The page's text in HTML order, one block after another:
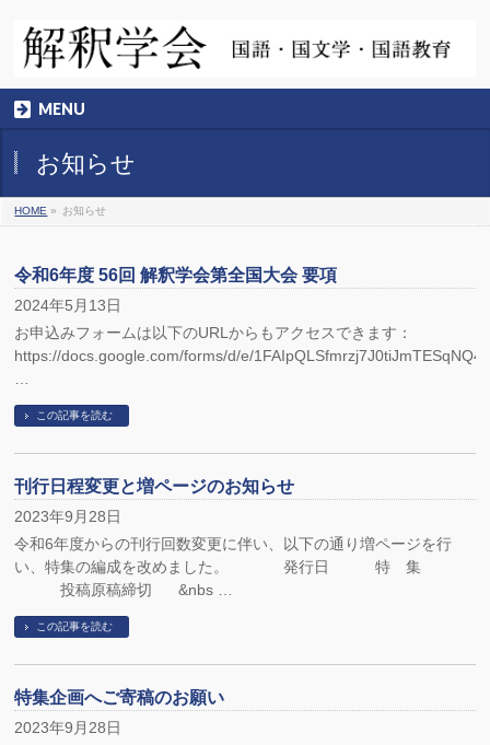
MENU
お知らせ
HOME » お知らせ
令和6年度 56回 解釈学会第全国大会 要項
2024年5月13日
お申込みフォームは以下のURLからもアクセスできます：
https://docs.google.com/forms/d/e/
…
この記事を読む
刊行日程変更と増ページのお知らせ
2023年9月28日
令和6年度からの刊行回数変更に伴い、以下の通り増ページを行
い、特集の編成を改めました。 発行日 特 集
投稿原稿締切 &nbs …
この記事を読む
特集企画へご寄稿のお願い
2023年9月28日